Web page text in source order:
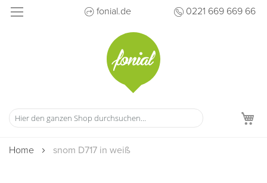
Direkt
fonial.de 0221 669 669 66
Home snom D717 in weiß